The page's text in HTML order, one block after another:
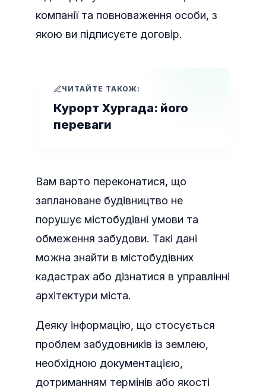
компанії та повноваження особи, з
якою ви підписуєте договір.
ЧИТАЙТЕ ТАКОЖ:
Курорт Хургада: його
переваги
Вам варто переконатися, що
заплановане будівництво не
порушує містобудівні умови та
обмеження забудови. Такі дані
можна знайти в містобудівних
кадастрах або дізнатися в управлінні
архітектури міста.
Деяку інформацію, що стосується
проблем забудовників із землею,
необхідною документацією,
дотриманням термінів або якості